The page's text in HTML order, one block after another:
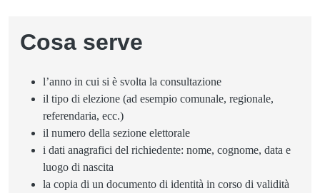
Cosa serve
l’anno in cui si è svolta la consultazione
il tipo di elezione (ad esempio comunale, regionale,
referendaria, ecc.)
il numero della sezione elettorale
i dati anagrafici del richiedente: nome, cognome, data e
luogo di nascita
la copia di un documento di identità in corso di validità